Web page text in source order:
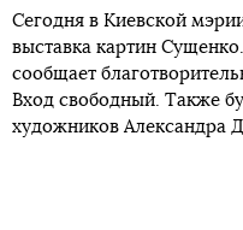
Сегодня в Киевской
выставка картин
сообщает
Вход свободный. Также
художников Александра